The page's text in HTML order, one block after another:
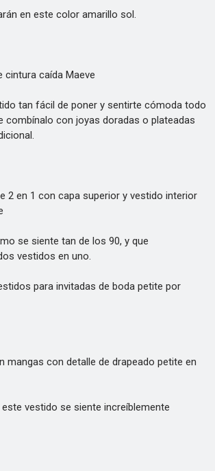
en este color amarillo sol.
caída Maeve
tan fácil de poner y sentirte cómoda todo
combínalo con joyas doradas o plateadas
en 1 con capa superior y vestido interior
se siente tan de los 90, y que
vestidos en uno.
para invitadas de boda petite por
con detalle de drapeado petite en
vestido se siente increíblemente